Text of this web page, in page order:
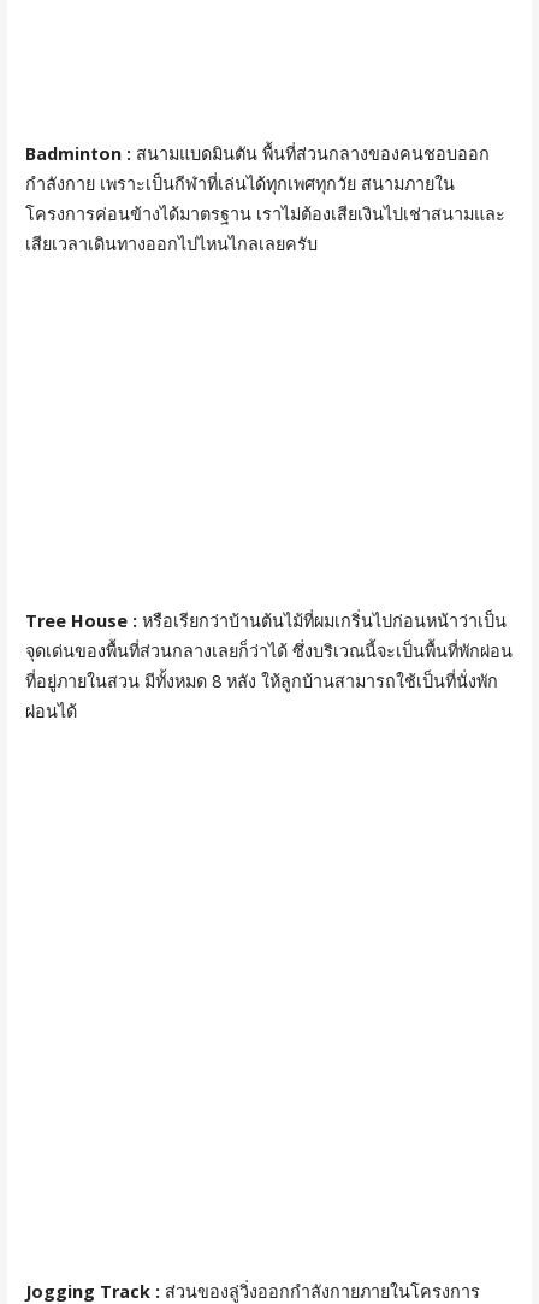
Badminton : สนามแบดมินตัน พื้นที่ส่วนกลางของคนชอบออก
กำลังกาย เพราะเป็นกีฬาที่เล่นได้ทุกเพศทุกวัย สนามภายใน
โครงการค่อนข้างได้มาตรฐาน เราไม่ต้องเสียเงินไปเช่าสนามและ
เสียเวลาเดินทางออกไปไหนไกลเลยครับ
Tree House : หรือเรียกว่าบ้านต้นไม้ที่ผมเกริ่นไปก่อนหน้าว่าเป็น
จุดเด่นของพื้นที่ส่วนกลางเลยก็ว่าได้ ซึ่งบริเวณนี้จะเป็นพื้นที่พักผ่อน
ที่อยู่ภายในสวน มีทั้งหมด 8 หลัง ให้ลูกบ้านสามารถใช้เป็นที่นั่งพัก
ผ่อนได้
Jogging Track : ส่วนของลู่วิ่งออกกำลังกายภายในโครงการ